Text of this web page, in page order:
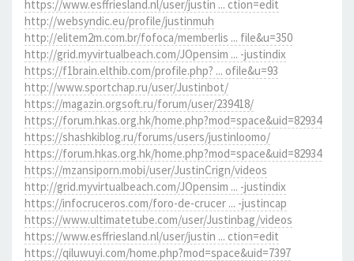
https://www.esffriesland.nl/user/justin ... ction=edit
http://websyndic.eu/profile/justinmuh
http://elitem2m.com.br/fofoca/memberlis ... file&u=350
http://grid.myvirtualbeach.com/JOpensim ... -justindix
https://f1brain.elthib.com/profile.php? ... ofile&u=93
http://www.sportchap.ru/user/Justinbot/
https://magazin.orgsoft.ru/forum/user/239418/
https://forum.hkas.org.hk/home.php?mod=space&uid=82934
https://shashkiblog.ru/forums/users/justinloomo/
https://forum.hkas.org.hk/home.php?mod=space&uid=82934
https://mzansiporn.mobi/user/JustinCrign/videos
http://grid.myvirtualbeach.com/JOpensim ... -justindix
https://infocruceros.com/foro-de-crucer ... -justincap
https://www.ultimatetube.com/user/Justinbag/videos
https://www.esffriesland.nl/user/justin ... ction=edit
https://qiluwuyi.com/home.php?mod=space&uid=7397